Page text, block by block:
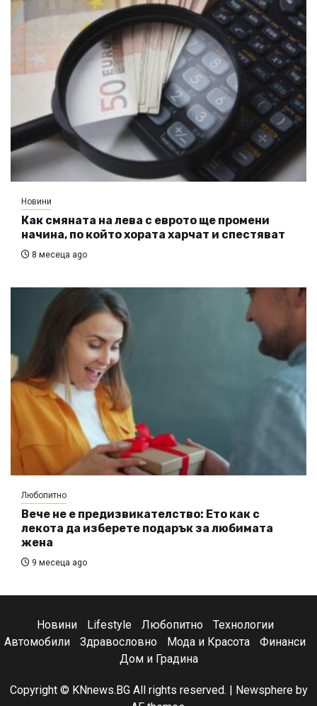
Новини
Как смяната на лева с еврото ще промени
начина, по който хората харчат и спестяват
8 месеца ago
Любопитно
Вече не е предизвикателство: Ето как с
лекота да изберете подарък за любимата
жена
9 месеца ago
Новини Lifestyle Любопитно
Технологии
Автомобили
Здравословно Мода и Красота
Финанси
Дом и Градина
Copyright © KNnews.BG All rights reserved. Newsphereby